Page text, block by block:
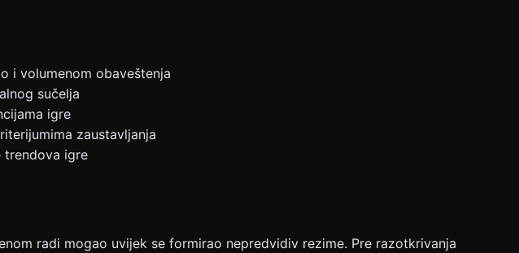
i volumenom obaveštenja
sučelja
igre
zaustavljanja
trendova igre
radi mogao uvijek se formirao nepredvidiv rezime. Pre razotkrivanja